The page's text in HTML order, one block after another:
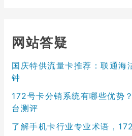
网站答疑
国庆特供流量卡推荐：联通
钟
172号卡分销系统有哪些优势
台测评
了解手机卡行业专业术语，